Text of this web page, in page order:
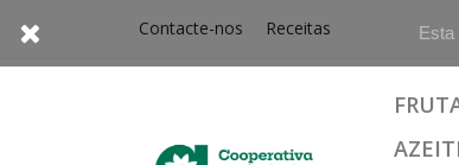
Esta
Contacte-nos Receitas